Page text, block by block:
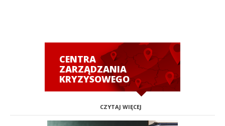
CENTRA
ZARZĄDZANIA
KRYZYSOWEGO
CZYTAJ WIĘCEJ